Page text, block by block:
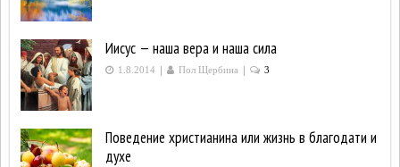
Иисус — наша вера и наша сила
1.8.2014 | Пол Щербина | 3
Поведение христианина или жизнь в благодати и
духе